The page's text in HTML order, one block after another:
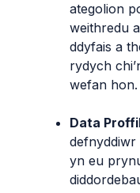
ategolion
weithredu
ddyfais a
rydych
wefan hon.
Data
yn eu